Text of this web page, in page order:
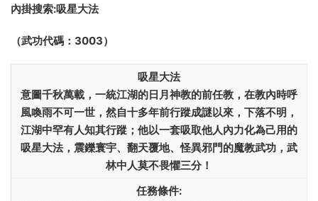
內掛搜索:吸星大法
（武功代碼：3003）
吸星大法
意圖千秋萬載，一統江湖的日月神教的前任教，在教內時呼
風喚雨不可一世，然自十多年前行蹤成謎以來，下落不明，
江湖中罕有人知其行蹤；他以一套吸取他人內力化為己用的
吸星大法，震鑠寰宇、翻天覆地、怪異邪門的魔教武功，武
林中人莫不畏懼三分！
任務條件: